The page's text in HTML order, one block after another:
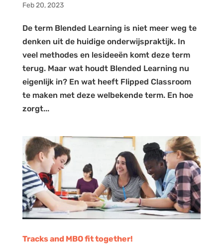
Feb 20, 2023
De term Blended Learning is niet meer weg te
denken uit de huidige onderwijspraktijk. In
veel methodes en lesideeën komt deze term
terug. Maar wat houdt Blended Learning nu
eigenlijk in? En wat heeft Flipped Classroom
te maken met deze welbekende term. En hoe
zorgt...
Tracks and MBO fit together!